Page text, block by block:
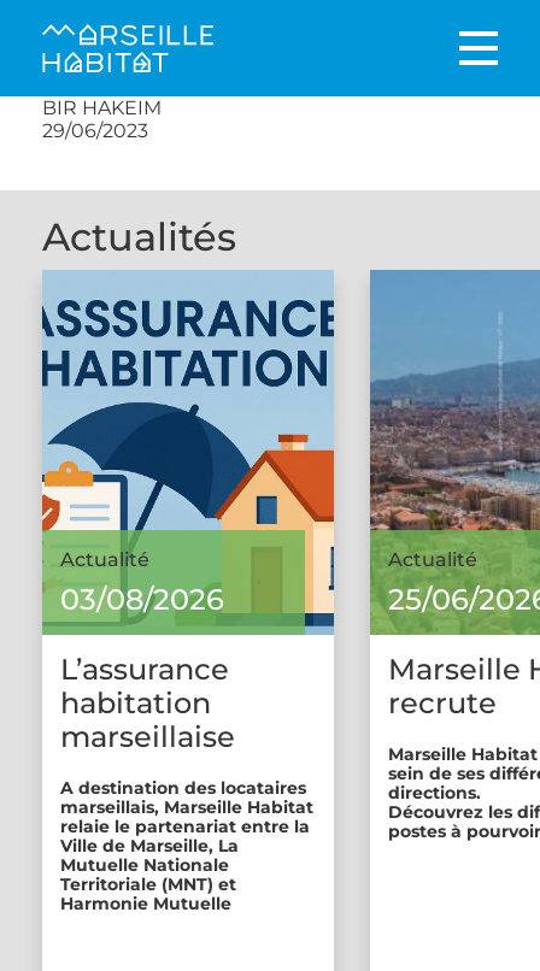
BIR HAKEIM
29/06/2023
Actualités
Actualité
03/08/2026
L’assurance
habitation
marseillaise
A destination des locataires
marseillais, Marseille Habitat
relaie le partenariat entre la
Ville de Marseille, La
Mutuelle Nationale
Territoriale (MNT) et
Harmonie Mutuelle
Actualité
25/06/
Marseille
recrute
Marseille
sein de ses
directions.
Découvrez les
postes à